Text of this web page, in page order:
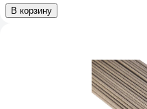
В корзину